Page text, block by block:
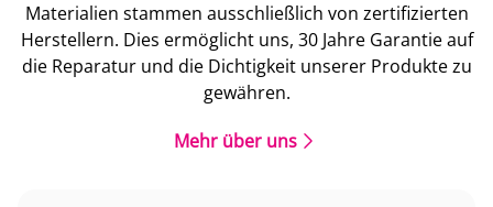
Materialien stammen ausschließlich von zertifizierten
Herstellern. Dies ermöglicht uns, 30 Jahre Garantie auf
die Reparatur und die Dichtigkeit unserer Produkte zu
gewähren.
Mehr über uns